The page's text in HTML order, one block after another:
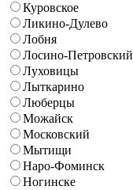
Куровское
Ликино-Дулево
Лобня
Лосино-Петровский
Луховицы
Лыткарино
Люберцы
Можайск
Московский
Мытищи
Наро-Фоминск
Ногинске